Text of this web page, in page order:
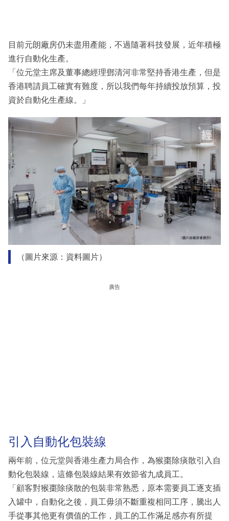
目前元朗廠房仍未盡用產能，不過隨著科技發展，近年積極
進行自動化生產。
「位元堂主席及董事總經理鄧清河非常堅持香港生產，但是
香港聘請員工確實有難度，所以我們每年持續投放預算，投
資於自動化生產線。」
（圖片來源：資料圖片）
廣告
引入自動化包裝線
兩年前，位元堂與香港生產力局合作，為猴棗除痰散引入自
動化包裝線，這條包裝線結果有效節省九成員工。
「顧客對猴棗除痰散的包裝非常熟悉，原本需要員工逐支插
入罐中，自動化之後，員工毋須不斷重複相同工序，騰出人
手從事其他更有價值的工作，員工的工作滿足感亦有所提